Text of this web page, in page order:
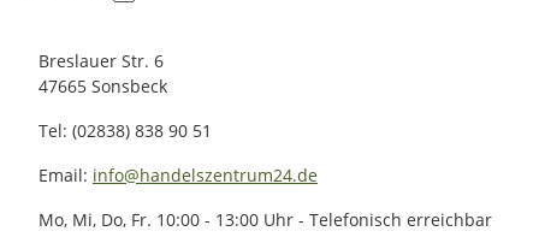
Breslauer Str. 6
47665 Sonsbeck
Tel: (02838) 838 90 51
Email: info@handelszentrum24.de
Mo, Mi, Do, Fr. 10:00 - 13:00 Uhr - Telefonisch erreichbar